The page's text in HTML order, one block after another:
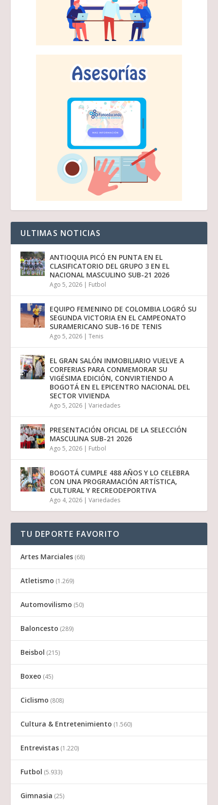
ULTIMAS NOTICIAS
ANTIOQUIA PICÓ EN PUNTA EN EL
CLASIFICATORIO DEL GRUPO 3 EN EL
NACIONAL MASCULINO SUB-21 2026
Ago 5, 2026 | Futbol
EQUIPO FEMENINO DE COLOMBIA LOGRÓ SU
SEGUNDA VICTORIA EN EL CAMPEONATO
SURAMERICANO SUB-16 DE TENIS
Ago 5, 2026 |Tenis
EL GRAN SALÓN INMOBILIARIO VUELVE A
CORFERIAS PARA CONMEMORAR SU
VIGÉSIMA EDICIÓN, CONVIRTIENDO A
BOGOTÁ EN EL EPICENTRO NACIONAL DEL
SECTOR VIVIENDA
Ago 5, 2026 |Variedades
PRESENTACIÓN OFICIAL DE LA SELECCIÓN
MASCULINA SUB-21 2026
Ago 5, 2026 | Futbol
BOGOTÁ CUMPLE 488 AÑOS Y LO CELEBRA
CON UNA PROGRAMACIÓN ARTÍSTICA,
CULTURAL Y RECREODEPORTIVA
Ago 4, 2026 |Variedades
TU DEPORTE FAVORITO
Artes Marciales (68)
Atletismo (1.269)
Automovilismo (50)
Baloncesto (289)
Beisbol (215)
Boxeo (45)
Ciclismo (808)
Cultura & Entretenimiento (1.560)
Entrevistas (1.220)
Futbol (5.933)
Gimnasia (25)